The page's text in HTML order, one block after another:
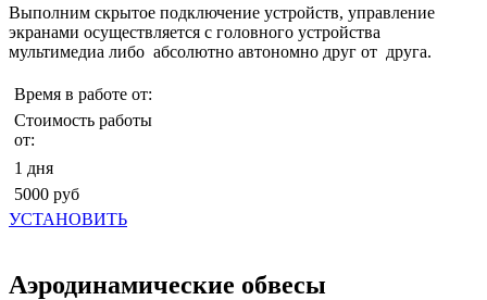
Выполним скрытое подключение устройств, управление
экранами осуществляется с головного устройства
мультимедиа либо абсолютно автономно друг от друга.
Время в работе от:
Стоимость работы
от:
1 дня
5000 руб
УСТАНОВИТЬ
Аэродинамические обвесы